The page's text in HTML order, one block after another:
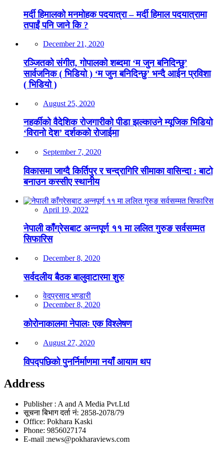
मर्दी हिमालको मनमोहक पदयात्रा – मर्दी हिमाल पदयात्रामा
तपाईं पनि जाने कि ?
December 21, 2020
रञ्जितको संगीत, गोपालको शब्दमा ‘म जुन बनिदिन्छु’
सार्वजनिक ( भिडियो ) ‘म जुन बनिदिन्छु’ भन्दै आईन प्रविशा
( भिडियो )
August 25, 2020
नहर्कीको वैदेशिक रोजगारीको पीडा झल्काउने म्यूजिक भिडियो
‘विरानो देश’ दर्शकको रोजाईमा
September 7, 2020
विकासमा जाग्दै किर्तिपुर र चन्द्रागिरि सीमाका वासिन्दा : बाटो
बनाउन कस्सीए स्थानीय
April 19, 2022
नेपाली काँग्रेसबाट अन्नपूर्ण ११ मा ललित गुरुङ सर्वसम्मत
सिफारिस
December 8, 2020
सर्वदलीय बैठक बालुवाटारमा शुरु
वेदप्रसाद भण्डारी
December 8, 2020
कोरोनाकालमा नेपालः एक विश्लेषण
August 27, 2020
विपद्पछिको पुनर्निर्माणमा नयाँ आयाम थप
Address
Publisher : A and A Media Pvt.Ltd
सूचना बिभाग दर्ता नं: 2858-2078/79
Office: Pokhara Kaski
Phone: 9856027174
E-mail :news@pokharaviews.com